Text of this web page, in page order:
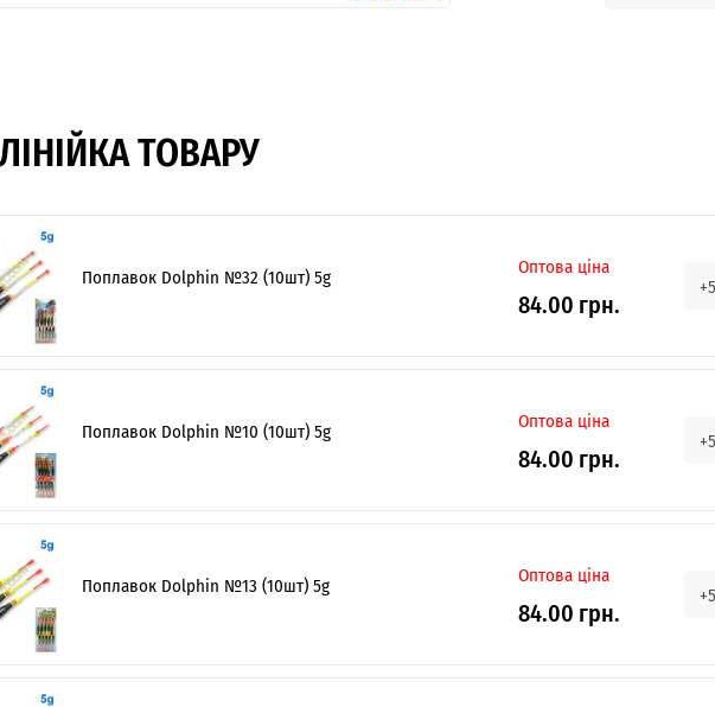
ТОВАРУ
Поплавок Dolphin №32 (10шт) 5g Оптова ціна
84.00 грн. +5
Поплавок Dolphin №10 (10шт) 5g Оптова ціна
84.00 грн. +5
Поплавок Dolphin №13 (10шт) 5g Оптова ціна
84.00 грн. +5